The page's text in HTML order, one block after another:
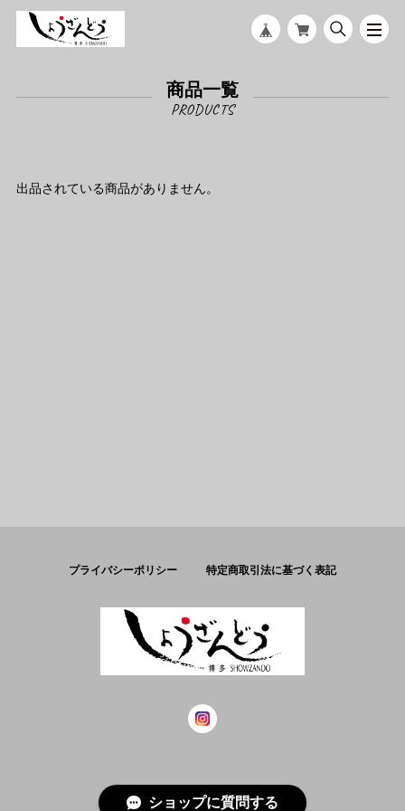
商品一覧
出品されている商品がありません。
プライバシーポリシー 特定商取引法に基づく表記
© しょうざんどう
ショップに質問する